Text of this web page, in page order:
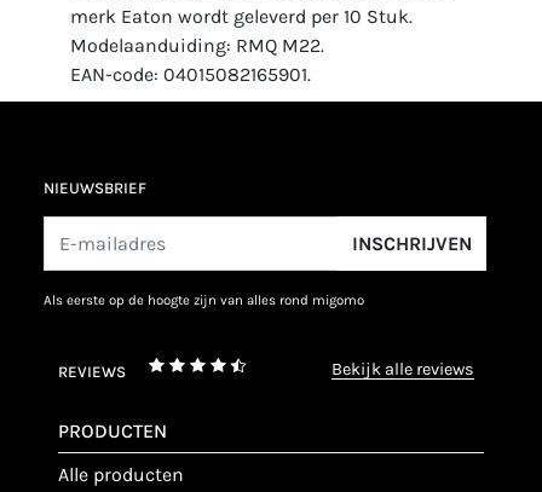
merk Eaton wordt geleverd per 10 Stuk.
Modelaanduiding: RMQ M22.
EAN-code: 04015082165901.
NIEUWSBRIEF
INSCHRIJVEN
als eerste op de hoogte zijn van alles rond migomo
REVIEWS bekijk alle reviews
PRODUCTEN
alle producten